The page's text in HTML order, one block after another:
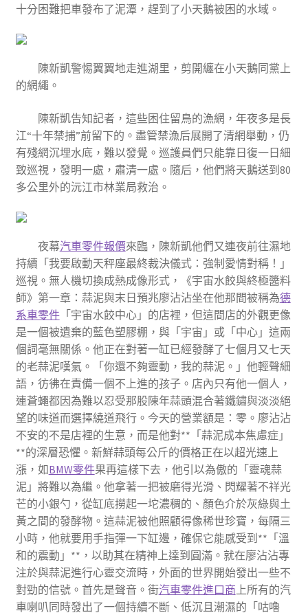
十分困難把車發布了泥潭，趕到了小天鵝被困的水域。
陳新凱警惕翼翼地走進湖里，剪開纏在小天鵝同黨上
的網繩。
陳新凱告知記者，這些困住留鳥的漁網，年夜多是長
江“十年禁捕”前留下的。盡管禁漁后展開了清網舉動，仍
有殘網沉埋水底，難以發覺。巡護員們只能靠日復一日細
致巡視，發明一處，肅清一處。隨后，他們將天鵝送到80
多公里外的沅江市林業局救治。
夜幕汽車零件報價來臨，陳新凱他們又連夜前往濕地
持續「我要啟動天秤座最終裁決儀式：強制愛情對稱！」
巡視。無人機切換成熱成像形式，《宇宙水餃與終極醬料
師》第一章：蒜泥與末日預兆廖沾沾坐在他那間被稱為德
系車零件「宇宙水餃中心」的店裡，但這間店的外觀更像
是一個被遺棄的藍色塑膠棚，與「宇宙」或「中心」這兩
個詞毫無關係。他正在對著一缸已經發酵了七個月又七天
的老蒜泥嘆氣。「你還不夠靈動，我的蒜泥。」他輕聲細
語，彷彿在責備一個不上進的孩子。店內只有他一個人，
連蒼蠅都因為難以忍受那股陳年蒜頭混合著鐵鏽與淡淡絕
望的味道而選擇繞道飛行。今天的營業額是：零。廖沾沾
不安的不是店裡的生意，而是他對**「蒜泥成本焦慮症」
**的深層恐懼。新鮮蒜頭每公斤的價格正在以超光速上
漲，如BMW零件果再這樣下去，他引以為傲的「靈魂蒜
泥」將難以為繼。他拿著一把被磨得光滑、閃耀著不祥光
芒的小銀勺，從缸底撈起一坨濃稠的、顏色介於灰綠與土
黃之間的發酵物。這蒜泥被他照顧得像稀世珍寶，每隔三
小時，他就要用手指彈一下缸邊，確保它能感受到**「溫
和的震動」**，以助其在精神上達到圓滿。就在廖沾沾專
注於與蒜泥進行心靈交流時，外面的世界開始發出一些不
對勁的信號。首先是聲音。街汽車零件進口商上所有的汽
車喇叭同時發出了一個持續不斷、低沉且潮濕的「咕嚕